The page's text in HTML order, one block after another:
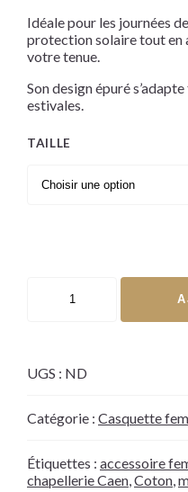
Idéale pour les journées
protection solaire tout en
votre tenue.
Son design épuré
estivales.
TAILLE
UGS : ND
Catégorie : Casquette
Étiquettes : accessoire
chapellerie Caen Coton